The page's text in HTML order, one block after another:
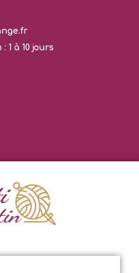
1 à 10 jours